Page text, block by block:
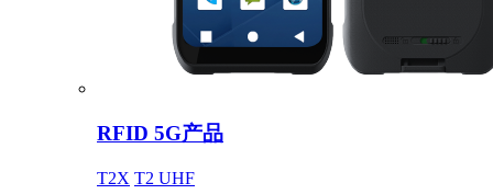
RFID 5G产品
T2X T2 UHF